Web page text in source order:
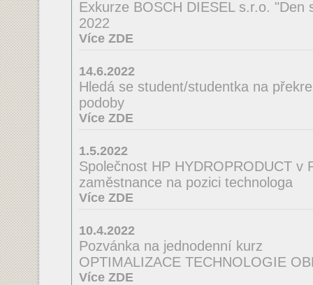
Exkurze BOSCH DIESEL s.r.o. "Den
2022
Více ZDE
14.6.2022
Hledá se student/studentka na
podoby
Více ZDE
1.5.2022
Společnost HP HYDROPRODUCT v
zaměstnance na pozici technologa
Více ZDE
10.4.2022
Pozvánka na jednodenní kurz
OPTIMALIZACE TECHNOLOGIE
Více ZDE